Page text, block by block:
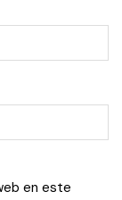
en este